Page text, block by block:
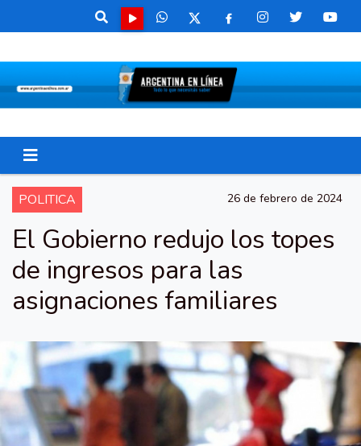
POLITICA 26 de febrero de 2024
El Gobierno redujo los topes
de ingresos para las
asignaciones familiares